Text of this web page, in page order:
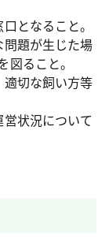
となること。
問題が生じた場
ること。
適切な飼い方等
営状況について